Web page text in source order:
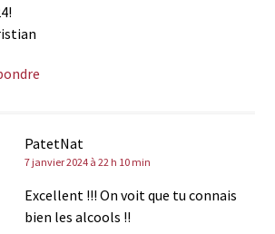
PatetNat
7 janvier 2024 à 22 h 10 min
Excellent !!! On voit que tu connais
bien les alcools !!